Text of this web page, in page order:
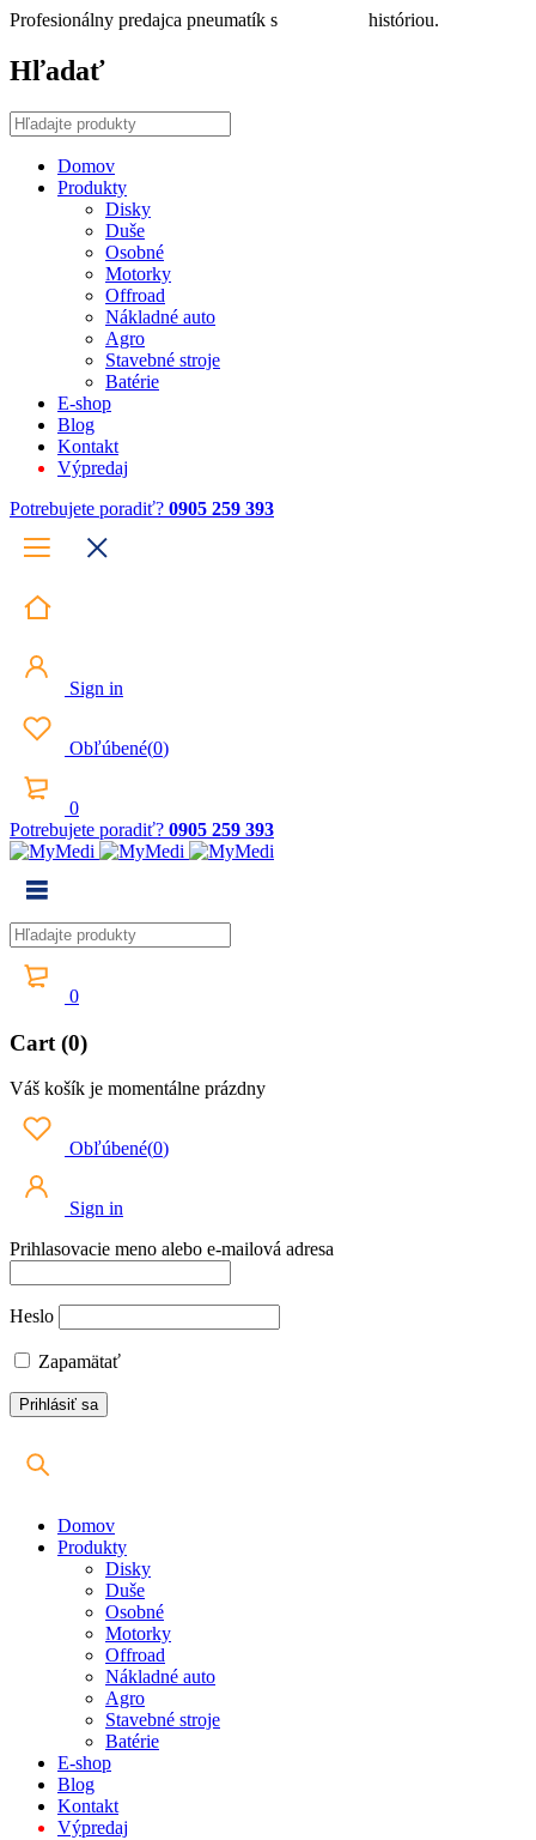
Profesionálny predajca pneumatík s históriou.
Hľadať
Domov
Produkty
Disky
Duše
Osobné
Motorky
Offroad
Nákladné auto
Agro
Stavebné stroje
Batérie
E-shop
Blog
Kontakt
Výpredaj
Potrebujete poradiť? 0905 259 393
Sign in
Obľúbené(0)
0
Potrebujete poradiť? 0905 259 393
0
Cart (0)
Váš košík je momentálne prázdny
Obľúbené(0)
Sign in
Prihlasovacie meno alebo e-mailová adresa
Heslo
Zapamätať
Domov
Produkty
Disky
Duše
Osobné
Motorky
Offroad
Nákladné auto
Agro
Stavebné stroje
Batérie
E-shop
Blog
Kontakt
Výpredaj